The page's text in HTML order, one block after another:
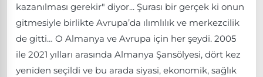
kazanılması gerekir" diyor... Şurası bir gerçek ki onun
gitmesiyle birlikte Avrupa’da ılımlılık ve merkezcilik
de gitti… O Almanya ve Avrupa için her şeydi. 2005
ile 2021 yılları arasında Almanya Şansölyesi, dört kez
yeniden seçildi ve bu arada siyasi, ekonomik, sağlık